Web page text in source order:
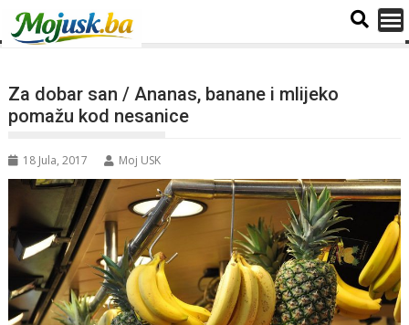
Za dobar san / Ananas, banane i mlijeko
pomažu kod nesanice
18 Jula, 2017 Moj USK